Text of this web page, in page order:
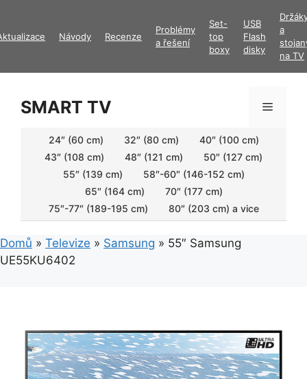
obsah
Návody Recenze
Problémy
a řešení
Set-
top
boxy
USB
Flash
disky
a
na TV
SMART TV Menu
24″ (60 cm) 32″ (80 cm)
40″ (100 cm)
43″ (108 cm)
48″ (121 cm)
50″ (127 cm)
55″ (139 cm)
58″-60″ (146-152 cm)
65″ (164 cm)
70″ (177 cm)
75″-77″ (189-195 cm)
80″ (203 cm) a vice
Domů » Televize » Samsung » 55″ Samsung
UE55KU6402